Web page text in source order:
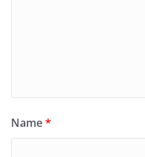
Name*